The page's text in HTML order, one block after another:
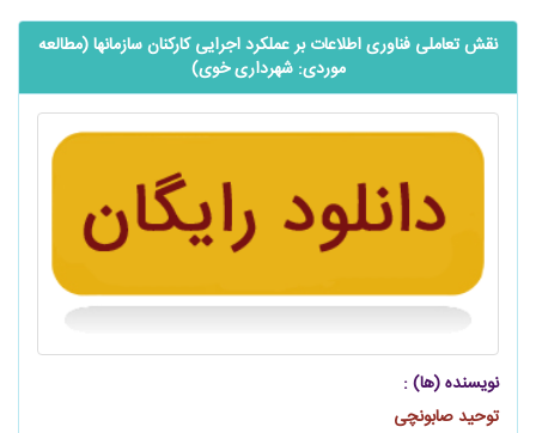
نقش تعاملی فناوری اطلاعات بر عملکرد اجرایی کارکنان سازمانها (مطالعه
موردی: شهرداری خوی)
نویسنده (ها) :
توحید صابونچی